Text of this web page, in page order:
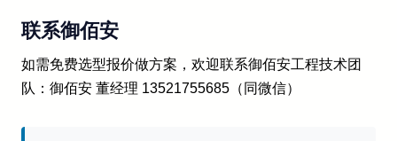
联系御佰安
如需免费选型报价做方案，欢迎联系御佰安工程技术团
队：御佰安 董经理 13521755685（同微信）